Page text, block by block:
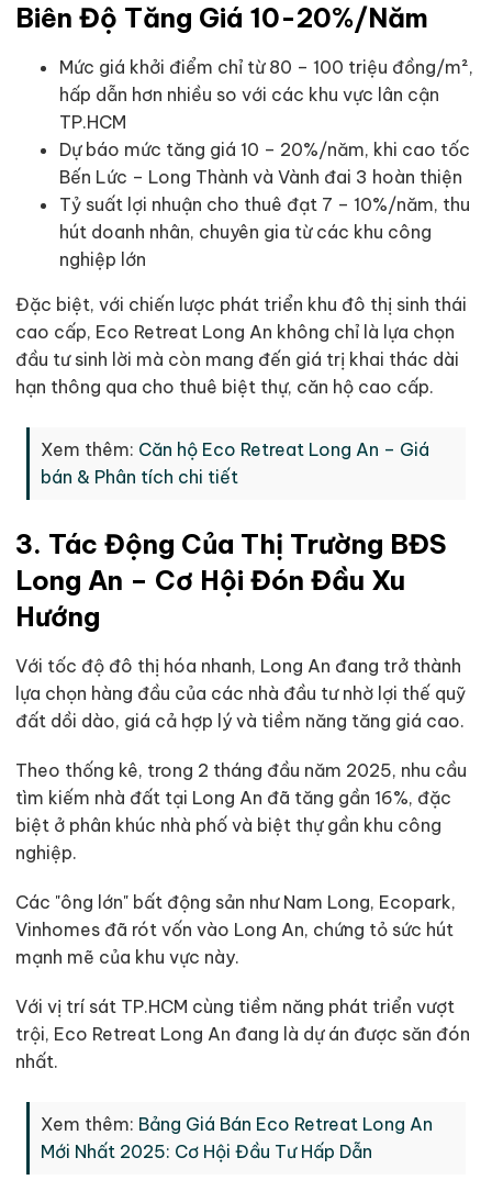
Biên Độ Tăng Giá 10-20%/Năm
Mức giá khởi điểm chỉ từ 80 – 100 triệu đồng/m²,
hấp dẫn hơn nhiều so với các khu vực lân cận
TP.HCM
Dự báo mức tăng giá 10 – 20%/năm, khi cao tốc
Bến Lức – Long Thành và Vành đai 3 hoàn thiện
Tỷ suất lợi nhuận cho thuê đạt 7 – 10%/năm, thu
hút doanh nhân, chuyên gia từ các khu công
nghiệp lớn
Đặc biệt, với chiến lược phát triển khu đô thị sinh thái
cao cấp, Eco Retreat Long An không chỉ là lựa chọn
đầu tư sinh lời mà còn mang đến giá trị khai thác dài
hạn thông qua cho thuê biệt thự, căn hộ cao cấp.
Xem thêm: Căn hộ Eco Retreat Long An – Giá
bán & Phân tích chi tiết
3. Tác Động Của Thị Trường BĐS
Long An – Cơ Hội Đón Đầu Xu
Hướng
Với tốc độ đô thị hóa nhanh, Long An đang trở thành
lựa chọn hàng đầu của các nhà đầu tư nhờ lợi thế quỹ
đất dồi dào, giá cả hợp lý và tiềm năng tăng giá cao.
Theo thống kê, trong 2 tháng đầu năm 2025, nhu cầu
tìm kiếm nhà đất tại Long An đã tăng gần 16%, đặc
biệt ở phân khúc nhà phố và biệt thự gần khu công
nghiệp.
Các "ông lớn" bất động sản như Nam Long, Ecopark,
Vinhomes đã rót vốn vào Long An, chứng tỏ sức hút
mạnh mẽ của khu vực này.
Với vị trí sát TP.HCM cùng tiềm năng phát triển vượt
trội, Eco Retreat Long An đang là dự án được săn đón
nhất.
Xem thêm: Bảng Giá Bán Eco Retreat Long An
Mới Nhất 2025: Cơ Hội Đầu Tư Hấp Dẫn